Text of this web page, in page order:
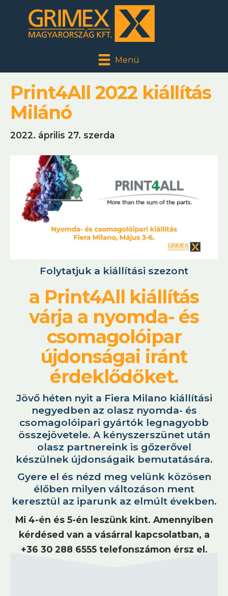
Menü
Print4All 2022 kiállítás
Milánó
2022. április 27. szerda
Folytatjuk a kiállítási szezont
a Print4All kiállítás
várja a nyomda- és
csomagolóipar
újdonságai iránt
érdeklődőket.
Jövő héten nyit a Fiera Milano kiállítási
negyedben az olasz nyomda- és
csomagolóipari gyártók legnagyobb
összejövetele. A kényszerszünet után
olasz partnereink is gőzerővel
készülnek újdonságaik bemutatására.
Gyere el és nézd meg velünk közösen
élőben milyen változáson ment
keresztül az iparunk az elmúlt években.
Mi 4-én és 5-én leszünk kint. Amennyiben
kérdésed van a vásárral kapcsolatban, a
+36 30 288 6555 telefonszámon érsz el.